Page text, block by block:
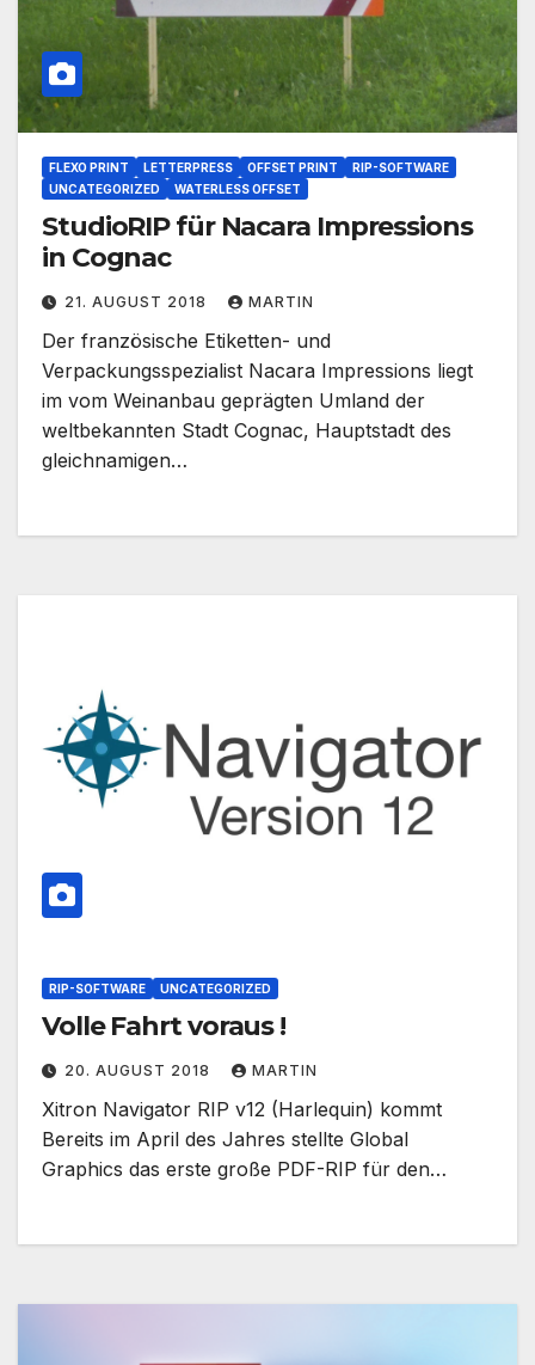
FLEXO PRINT LETTERPRESS OFFSET PRINT
RIP-SOFTWARE
UNCATEGORIZED
WATERLESS OFFSET
StudioRIP für Nacara Impressions
in Cognac
21. AUGUST 2018 MARTIN
Der französische Etiketten- und
Verpackungsspezialist Nacara Impressions liegt
im vom Weinanbau geprägten Umland der
weltbekannten Stadt Cognac, Hauptstadt des
gleichnamigen…
RIP-SOFTWARE UNCATEGORIZED
Volle Fahrt voraus !
20. AUGUST 2018 MARTIN
Xitron Navigator RIP v12 (Harlequin) kommt
Bereits im April des Jahres stellte Global
Graphics das erste große PDF-RIP für den…